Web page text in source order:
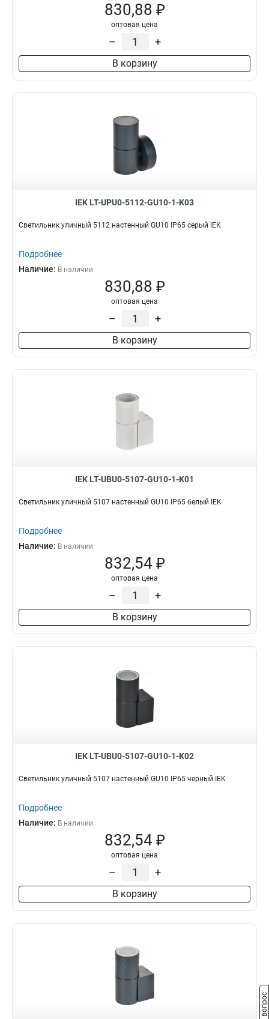
830,88 ₽
оптовая цена
– +
В корзину
IEK LT-UPU0-5112-GU10-1-K03
Светильник уличный 5112 настенный GU10 IP65 серый IEK
Подробнее
Наличие: В наличии
830,88 ₽
оптовая цена
– +
В корзину
IEK LT-UBU0-5107-GU10-1-K01
Светильник уличный 5107 настенный GU10 IP65 белый IEK
Подробнее
Наличие: В наличии
832,54 ₽
оптовая цена
– +
В корзину
IEK LT-UBU0-5107-GU10-1-K02
Светильник уличный 5107 настенный GU10 IP65 черный IEK
Подробнее
Наличие: В наличии
832,54 ₽
оптовая цена
– +
В корзину